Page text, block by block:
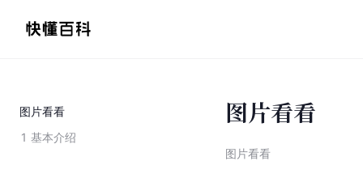
图片看看
1 基本介绍
图片看看
图片看看